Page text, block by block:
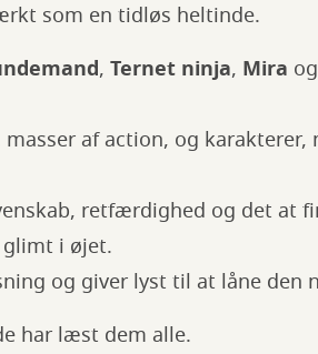
som en tidløs heltinde.
, Ternet ninja, Mira og
af action, og
retfærdighed og det at
i øjet.
og giver lyst til at låne den
har læst dem alle.